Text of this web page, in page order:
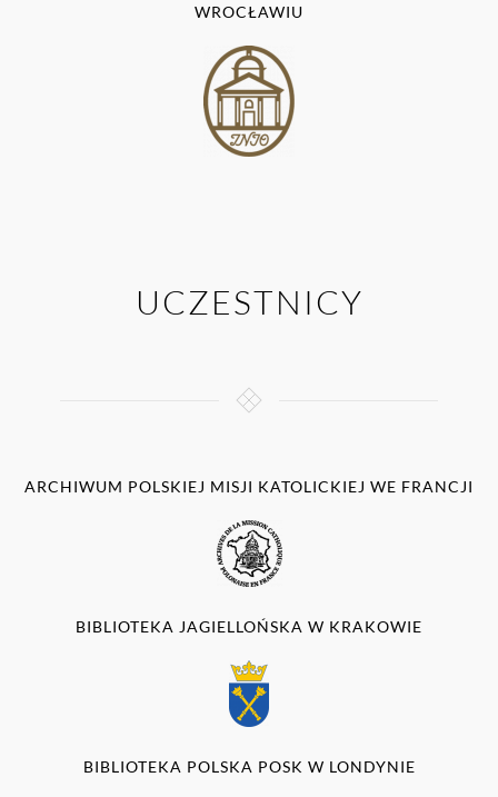
WROCŁAWIU
UCZESTNICY
ARCHIWUM POLSKIEJ MISJI KATOLICKIEJ WE FRANCJI
BIBLIOTEKA JAGIELLOŃSKA W KRAKOWIE
BIBLIOTEKA POLSKA POSK W LONDYNIE